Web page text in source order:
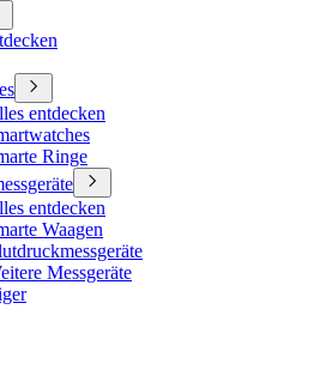
entdecken
Ringe
entdecken
Waagen
Messgeräte